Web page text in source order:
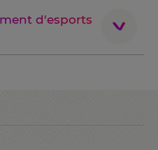
d'esports